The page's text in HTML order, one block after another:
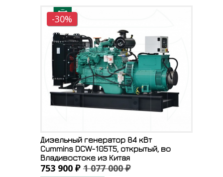
-30%
Дизельный генератор 84 кВт
Cummins DCW-105T5, открытый, во
Владивостоке из Китая
753 900 ₽ 1 077 000 ₽